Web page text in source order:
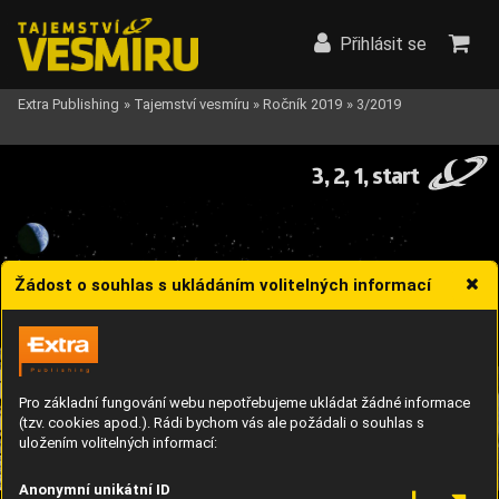
Žádost o souhlas s ukládáním volitelných informací
Pro základní fungování webu nepotřebujeme ukládat žádné informace
(tzv. cookies apod.). Rádi bychom vás ale požádali o souhlas s
uložením volitelných informací:
Anonymní unikátní ID
3, 2, 1, start
Přihlásit se
Extra Publishing » Tajemství vesmíru » Ročník 2019 » 3/2019